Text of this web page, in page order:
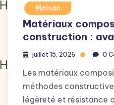
Maison
Matériaux
construction :
juillet 15, 2026 0
Les matériaux
méthodes
légèreté et résistance